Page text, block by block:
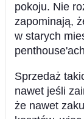
pokoju. Nie
zapominają,
w starych
Sprzedaż
nawet jeśli
że nawet